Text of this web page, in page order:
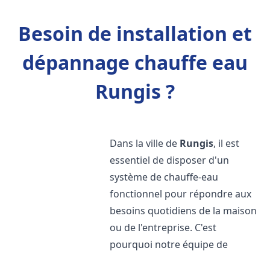
Besoin de installation et
dépannage chauffe eau
Rungis ?
Dans la ville de Rungis, il est
essentiel de disposer d'un
système de chauffe-eau
fonctionnel pour répondre aux
besoins quotidiens de la maison
ou de l'entreprise. C'est
pourquoi notre équipe de